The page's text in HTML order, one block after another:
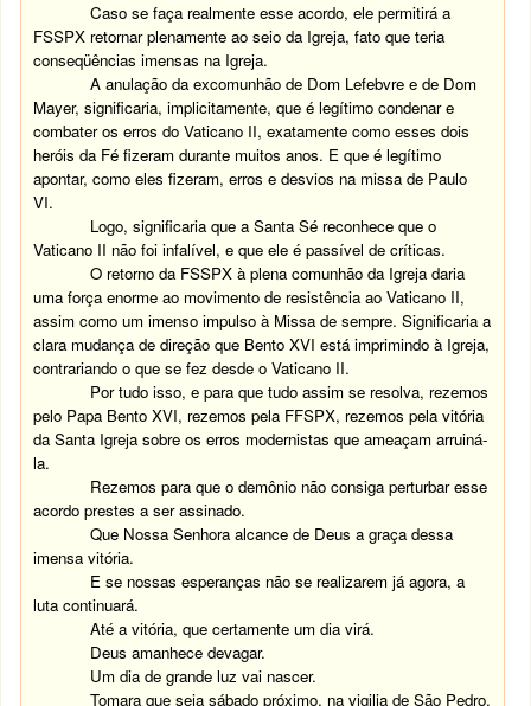
Caso se faça realmente esse acordo, ele permitirá a
FSSPX retornar plenamente ao seio da Igreja, fato que teria
conseqüências imensas na Igreja.
A anulação da excomunhão de Dom Lefebvre e de Dom
Mayer, significaria, implicitamente, que é legítimo condenar e
combater os erros do Vaticano II, exatamente como esses dois
heróis da Fé fizeram durante muitos anos. E que é legítimo
apontar, como eles fizeram, erros e desvios na missa de Paulo
VI.
Logo, significaria que a Santa Sé reconhece que o
Vaticano II não foi infalível, e que ele é passível de críticas.
O retorno da FSSPX à plena comunhão da Igreja daria
uma força enorme ao movimento de resistência ao Vaticano II,
assim como um imenso impulso à Missa de sempre. Significaria a
clara mudança de direção que Bento XVI está imprimindo à Igreja,
contrariando o que se fez desde o Vaticano II.
Por tudo isso, e para que tudo assim se resolva, rezemos
pelo Papa Bento XVI, rezemos pela FFSPX, rezemos pela vitória
da Santa Igreja sobre os erros modernistas que ameaçam arruiná-
la.
Rezemos para que o demônio não consiga perturbar esse
acordo prestes a ser assinado.
Que Nossa Senhora alcance de Deus a graça dessa
imensa vitória.
E se nossas esperanças não se realizarem já agora, a
luta continuará.
Até a vitória, que certamente um dia virá.
Deus amanhece devagar.
Um dia de grande luz vai nascer.
Tomara que seja sábado próximo, na vigilia de São Pedro.